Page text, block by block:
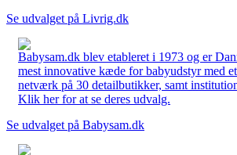
Se udvalget på Livrig.dk
Babysam.dk blev etableret i 1973 og er
mest innovative kæde for babyudstyr med
netværk på 30 detailbutikker, samt
Klik her for at se deres udvalg.
Se udvalget på Babysam.dk